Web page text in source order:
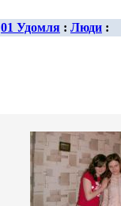
01 Удомля : Люди :